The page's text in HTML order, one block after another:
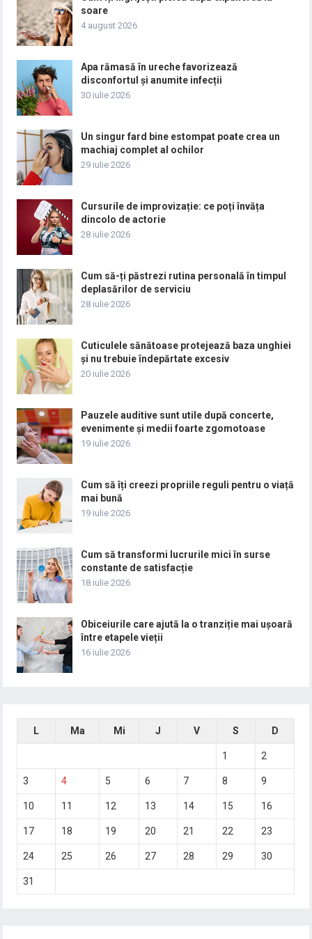
soare
4 august 2026
Apa rămasă în ureche favorizează
disconfortul și anumite infecții
30 iulie 2026
Un singur fard bine estompat poate crea un
machiaj complet al ochilor
29 iulie 2026
Cursurile de improvizație: ce poți învăța
dincolo de actorie
28 iulie 2026
Cum să-ți păstrezi rutina personală în timpul
deplasărilor de serviciu
28 iulie 2026
Cuticulele sănătoase protejează baza unghiei
și nu trebuie îndepărtate excesiv
20 iulie 2026
Pauzele auditive sunt utile după concerte,
evenimente și medii foarte zgomotoase
19 iulie 2026
Cum să îți creezi propriile reguli pentru o viață
mai bună
19 iulie 2026
Cum să transformi lucrurile mici în surse
constante de satisfacție
18 iulie 2026
Obiceiurile care ajută la o tranziție mai ușoară
între etapele vieții
16 iulie 2026
L Ma Mi J V S D
1 2
3 4 5 6 7 8 9
10 11 12 13 14 15 16
17 18 19 20 21 22 23
24 25 26 27 28 29 30
31